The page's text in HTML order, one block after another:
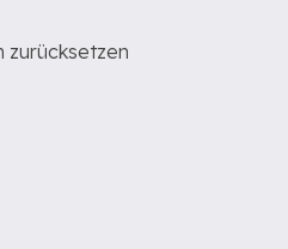
zurücksetzen